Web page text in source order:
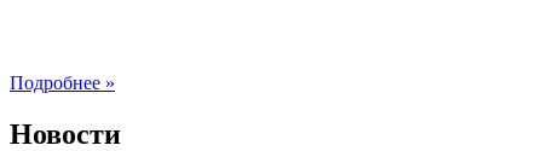
Подробнее »
Новости